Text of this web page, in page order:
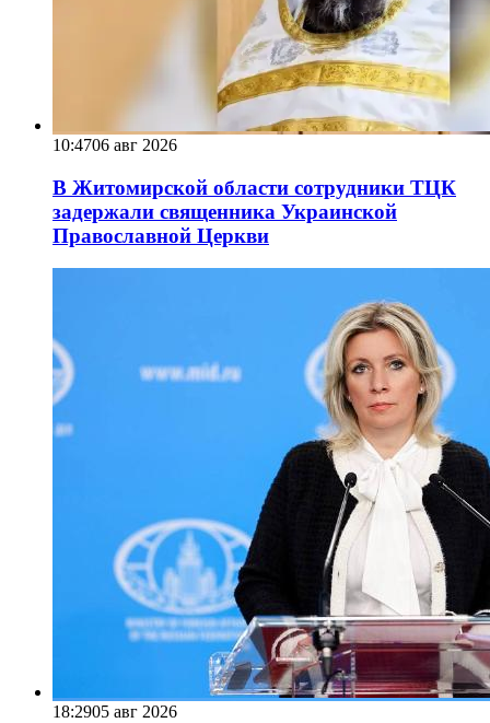
10:4706 авг 2026
В Житомирской области сотрудники ТЦК
задержали священника Украинской
Православной Церкви
18:2905 авг 2026